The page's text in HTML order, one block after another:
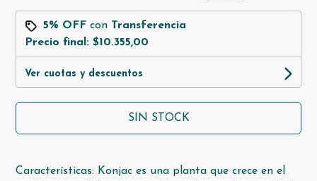
5% OFF con Transferencia
Precio final:$10.355,00
Ver cuotas y descuentos
SIN STOCK
Características: Konjac es una planta que crece en el